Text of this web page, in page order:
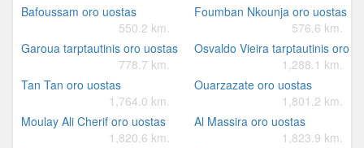
Bafoussam oro uostas
550.2 km.
Foumban Nkounja oro uostas
576.6 km.
Garoua tarptautinis oro uostas
778.7 km.
Osvaldo Vieira tarptautinis oro
1,288.1 km.
Tan Tan oro uostas
1,764.0 km.
Ouarzazate oro uostas
1,801.2 km.
Moulay Ali Cherif oro uostas
1,820.6 km.
Al Massira oro uostas
1,823.9 km.